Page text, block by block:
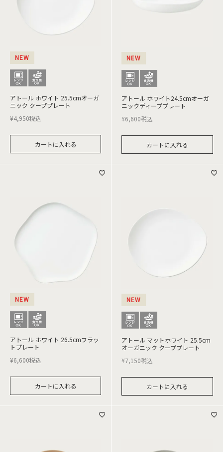
NEW
アトール ホワイト 25.5cmオーガ
ニック クーププレート
¥4,950税込
カートに入れる
NEW
アトール ホワイト24.5cmオーガ
ニックディーププレート
¥6,600税込
カートに入れる
NEW
アトール ホワイト 26.5cmフラッ
トプレート
¥6,600税込
カートに入れる
NEW
アトール マットホワイト 25.5cm
オーガニック クーププレート
¥7,150税込
カートに入れる